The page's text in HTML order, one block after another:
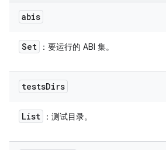
abis
Set ：要运行的 ABI 集。
testsDirs
List ：测试目录。